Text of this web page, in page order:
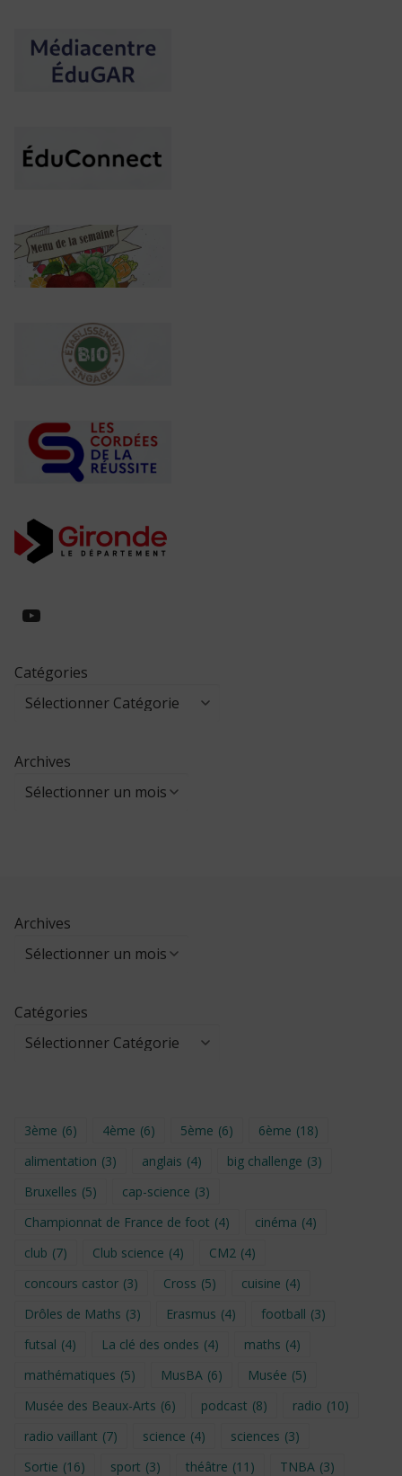
https://www.youtube.com/
Catégories
Archives
Archives
Catégories
3ème (6) 4ème (6) 5ème (6) 6ème (18)
alimentation (3) anglais (4) big challenge (3)
Bruxelles (5) cap-science (3)
Championnat de France de foot (4) cinéma (4)
club (7) Club science (4) CM2 (4)
concours castor (3) Cross (5) cuisine (4)
Drôles de Maths (3) Erasmus (4) football (3)
futsal (4) La clé des ondes (4) maths (4)
mathématiques (5) MusBA (6) Musée (5)
Musée des Beaux-Arts (6) podcast (8) radio (10)
radio vaillant (7) science (4) sciences (3)
Sortie (16) sport (3) théâtre (11) TNBA (3)